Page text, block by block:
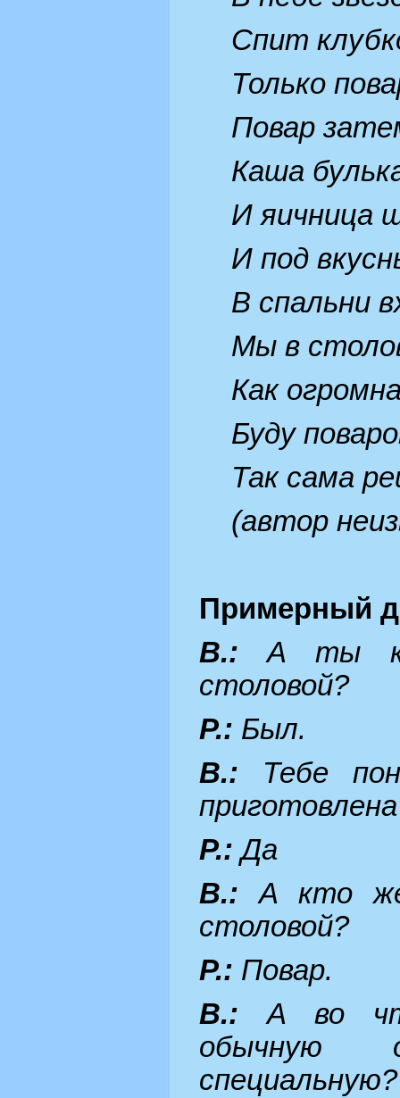
Спит
Только
Повар
Каша
И яичница
И под
В спальни
Мы в
Как
Буду
Так сама
(автор
Примерный
В.: А ты
столовой?
Р.: Был.
В.: Тебе
Р.: Да
В.: А кто
столовой?
Р.: Повар.
В.: А во
обычную
специальную?